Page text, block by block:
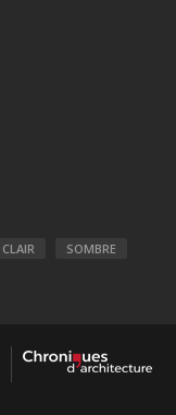
CLAIR SOMBRE